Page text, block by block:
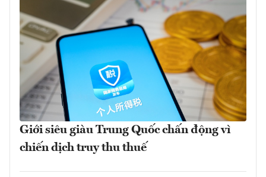
Giới siêu giàu Trung Quốc chấn động vì
chiến dịch truy thu thuế